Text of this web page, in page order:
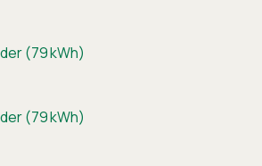
(79 kWh)
(79 kWh)